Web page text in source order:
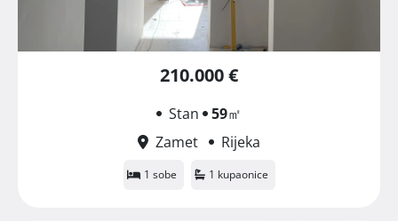
210.000 €
Stan 59㎡
Zamet
Rijeka
1 sobe 1 kupaonice